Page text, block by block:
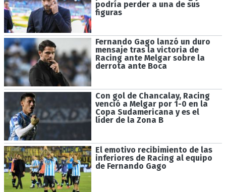
podría perder a una de sus
figuras
Fernando Gago lanzó un duro
mensaje tras la victoria de
Racing ante Melgar sobre la
derrota ante Boca
Con gol de Chancalay, Racing
venció a Melgar por 1-0 en la
Copa Sudamericana y es el
líder de la Zona B
El emotivo recibimiento de las
inferiores de Racing al equipo
de Fernando Gago